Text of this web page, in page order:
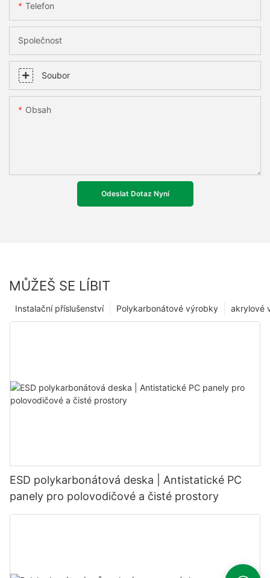
Telefon
Společnost
Soubor
Obsah
Odeslat Dotaz Nyní
MŮŽEŠ SE LÍBIT
akrylové
Polykarbonátové výrobky
Instalační příslušenství
ESD polykarbonátová deska | Antistatické PC
panely pro polovodičové a čisté prostory